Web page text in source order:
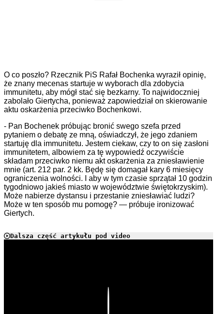
O co poszło? Rzecznik PiS Rafał Bochenka wyraził opinię,
że znany mecenas startuje w wyborach dla zdobycia
immunitetu, aby mógł stać się bezkarny. To najwidoczniej
zabolało Giertycha, ponieważ zapowiedział on skierowanie
aktu oskarżenia przeciwko Bochenkowi.
- Pan Bochenek próbując bronić swego szefa przed
pytaniem o debatę ze mną, oświadczył, że jego zdaniem
startuję dla immunitetu. Jestem ciekaw, czy to on się zasłoni
immunitetem, albowiem za tę wypowiedź oczywiście
składam przeciwko niemu akt oskarżenia za zniesławienie
mnie (art. 212 par. 2 kk. Będę się domagał kary 6 miesięcy
ograniczenia wolności. I aby w tym czasie sprzątał 10 godzin
tygodniowo jakieś miasto w województwie świętokrzyskim).
Może nabierze dystansu i przestanie zniesławiać ludzi?
Może w ten sposób mu pomogę? — próbuje ironizować
Giertych.
Dalsza część artykułu pod video